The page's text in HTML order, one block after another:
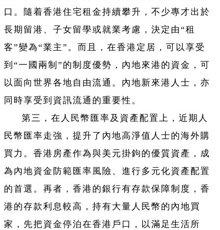
口。隨着香港住宅租金持續攀升，不少專才出於
長期留港、子女留學或就業考慮，決定由“租
客”變為“業主”。而且，在香港定居，可以享受
到“一國兩制”的制度優勢，內地來港的資金，可
以面向世界各地自由流通。內地新來港人士，亦
同時享受到資訊流通的重要性。
第三，在人民幣匯率及資產配置上，近期人
民幣匯率走強，提升了內地高淨值人士的海外購
買力。香港房產作為與美元掛鉤的優質資產，成
為內地資金防範匯率風險、進行多元化資產配置
的首選。再者，香港的銀行有存款保障制度，香
港的存款利息較高，持有大量人民幣的內地買
家，先把資金停泊在香港戶口，以滿足生活所